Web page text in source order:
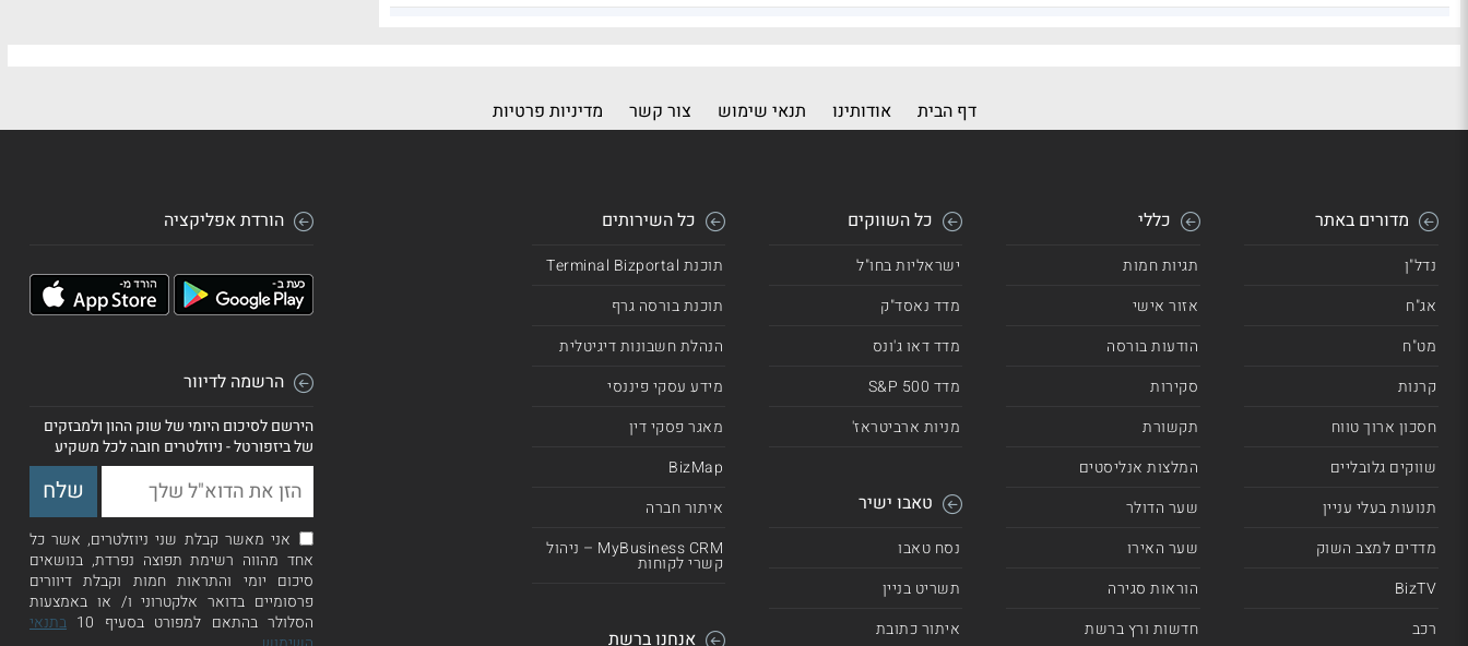
דף הבית אודותינו תנאי שימוש צור קשר מדיניות פרטיות
מדורים באתר
נדל"ן
אג"ח
מט"ח
קרנות
חסכון ארוך טווח
שווקים גלובליים
תנועות בעלי עניין
מדדים למצב השוק
BizTV
רכב
כללי
תגיות חמות
אזור אישי
הודעות בורסה
סקירות
תקשורת
המלצות אנליסטים
שער הדולר
שער האירו
הוראות סגירה
חדשות ורץ ברשת
כל השווקים
ישראליות בחו"ל
מדד נאסד"ק
מדד דאו ג'ונס
מדד 500 S&P
מניות ארביטראז'
טאבו ישיר
נסח טאבו
תשריט בניין
איתור כתובת
כל השירותים
תוכנת Terminal Bizportal
תוכנת בורסה גרף
הנהלת חשבונות דיגיטלית
מידע עסקי פיננסי
מאגר פסקי דין
BizMap
איתור חברה
MyBusiness CRM – ניהול
קשרי לקוחות
אנחנו ברשת
הורדת אפליקציה
הרשמה לדיוור
הירשם לסיכום היומי של שוק ההון ולמבזקים
של ביזפורטל - ניוזלטרים חובה לכל משקיע
אני מאשר קבלת שני ניוזלטרים, אשר כל
אחד מהווה רשימת תפוצה נפרדת, בנושאים
סיכום יומי והתראות חמות וקבלת דיוורים
פרסומיים בדואר אלקטרוני ו/ או באמצעות
הסלולר בהתאם למפורט בסעיף 10
בתנאי